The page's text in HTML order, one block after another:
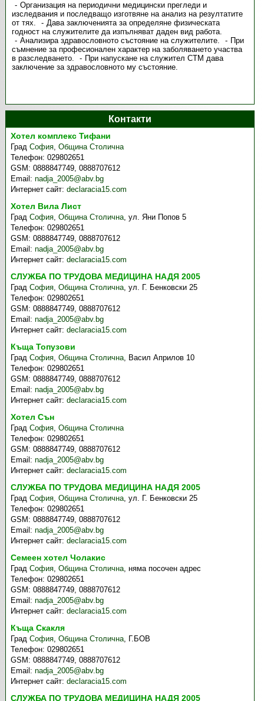
Организация на периодични медицински прегледи и
изследвания и последващо изготвяне на анализ на резултатите
от тях.
Дава заключенията за определяне физическата
годност на служителите да изпълняват даден вид работа.
Анализира здравословното състояние на служителите.
При
съмнение за професионален характер на заболяването участва
в разследването.
При напускане на служител СТМ дава
заключение за здравословното му състояние.
Контакти
Хотел комплекс Тифани
ГрадСофия,Община Столична
Телефон:029802651
GSM:0888847749, 0888707612
Email:nadja_2005@abv.bg
Интернет сайт:declaracia15.com
Хотел Вила Лист
ГрадСофия,Община Столична,ул. Яни Попов 5
Телефон:029802651
GSM:0888847749, 0888707612
Email:nadja_2005@abv.bg
Интернет сайт:declaracia15.com
СЛУЖБА ПО ТРУДОВА МЕДИЦИНА НАДЯ 2005
ГрадСофия,Община Столична,ул. Г. Бенковски 25
Телефон:029802651
GSM:0888847749, 0888707612
Email:nadja_2005@abv.bg
Интернет сайт:declaracia15.com
Къща Топузови
ГрадСофия,Община Столична, Васил Априлов 10
Телефон:029802651
GSM:0888847749, 0888707612
Email:nadja_2005@abv.bg
Интернет сайт:declaracia15.com
Хотел Сън
ГрадСофия,Община Столична
Телефон:029802651
GSM:0888847749, 0888707612
Email:nadja_2005@abv.bg
Интернет сайт:declaracia15.com
СЛУЖБА ПО ТРУДОВА МЕДИЦИНА НАДЯ 2005
ГрадСофия,Община Столична,ул. Г. Бенковски 25
Телефон:029802651
GSM:0888847749, 0888707612
Email:nadja_2005@abv.bg
Интернет сайт:declaracia15.com
Семеен хотел Чолакис
ГрадСофия,Община Столична,няма посочен адрес
Телефон:029802651
GSM:0888847749, 0888707612
Email:nadja_2005@abv.bg
Интернет сайт:declaracia15.com
Къща Скакля
ГрадСофия,Община Столична, Г.БОВ
Телефон:029802651
GSM:0888847749, 0888707612
Email:nadja_2005@abv.bg
Интернет сайт:declaracia15.com
СЛУЖБА ПО ТРУДОВА МЕДИЦИНА НАДЯ 2005